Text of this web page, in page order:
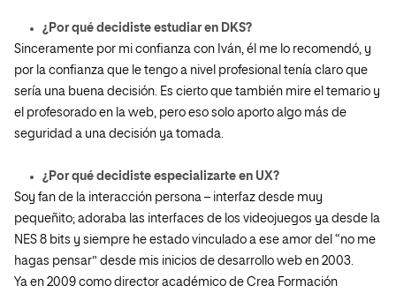
¿Por qué decidiste estudiar en DKS?
Sinceramente por mi confianza con Iván, él me lo recomendó, y
por la confianza que le tengo a nivel profesional tenía claro que
sería una buena decisión. Es cierto que también mire el temario y
el profesorado en la web, pero eso solo aporto algo más de
seguridad a una decisión ya tomada.
¿Por qué decidiste especializarte en UX?
Soy fan de la interacción persona – interfaz desde muy
pequeñito; adoraba las interfaces de los videojuegos ya desde la
NES 8 bits y siempre he estado vinculado a ese amor del “no me
hagas pensar” desde mis inicios de desarrollo web en 2003.
Ya en 2009 como director académico de Crea Formación